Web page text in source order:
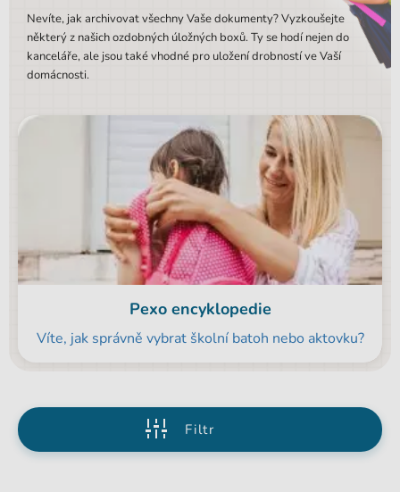
Nevíte, jak archivovat všechny Vaše dokumenty? Vyzkoušejte
některý z našich ozdobných úložných boxů. Ty se hodí nejen do
kanceláře, ale jsou také vhodné pro uložení drobností ve Vaší
domácnosti.
Pexo encyklopedie
Víte, jak správně vybrat školní batoh nebo aktovku?
Filtr